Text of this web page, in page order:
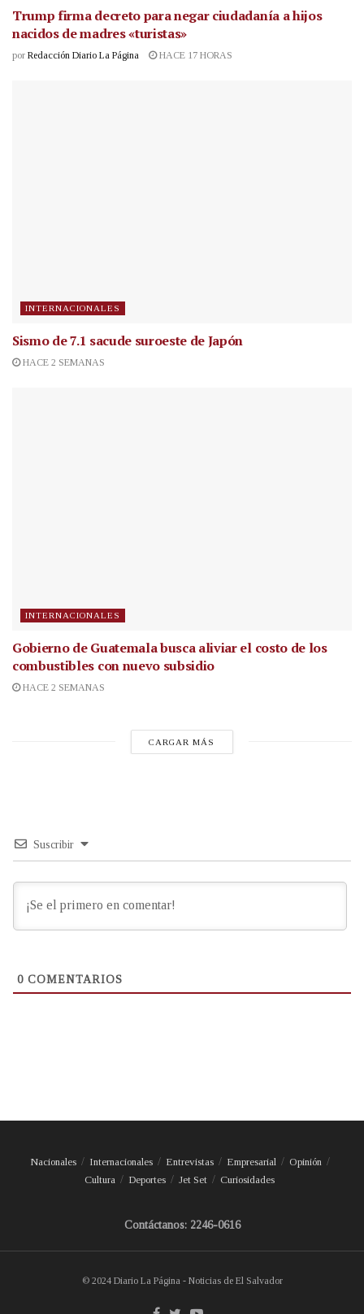
Trump firma decreto para negar ciudadanía a hijos
nacidos de madres «turistas»
por Redacción Diario La Página HACE 17 HORAS
INTERNACIONALES
Sismo de 7.1 sacude suroeste de Japón
HACE 2 SEMANAS
INTERNACIONALES
Gobierno de Guatemala busca aliviar el costo de los
combustibles con nuevo subsidio
HACE 2 SEMANAS
CARGAR MÁS
Suscribir
0 COMENTARIOS
Nacionales Internacionales Entrevistas Empresarial
Opinión
Cultura
Deportes Jet Set Curiosidades
Contáctanos: 2246-0616
© 2024 Diario La Página - Noticias de El Salvador